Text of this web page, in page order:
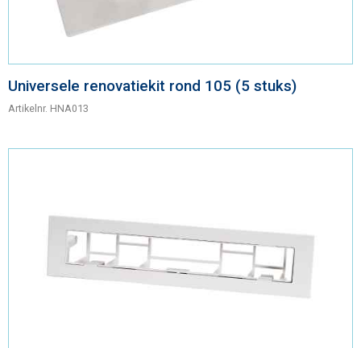
Universele renovatiekit rond 105 (5 stuks)
Artikelnr. HNA013